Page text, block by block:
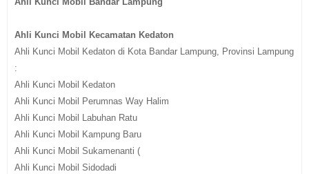
Ahli Kunci Mobil Kecamatan Kedaton
Ahli Kunci Mobil Kedaton di Kota Bandar Lampung, Provinsi Lampung
:
Ahli Kunci Mobil Kedaton
Ahli Kunci Mobil Perumnas Way Halim
Ahli Kunci Mobil Labuhan Ratu
Ahli Kunci Mobil Kampung Baru
Ahli Kunci Mobil Sukamenanti (
Ahli Kunci Mobil Sidodadi